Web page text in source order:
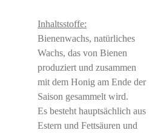
Inhaltsstoffe:
Bienenwachs, natürliches
Wachs, das von Bienen
produziert und zusammen
mit dem Honig am Ende der
Saison gesammelt wird.
Es besteht hauptsächlich aus
Estern und Fettsäuren und